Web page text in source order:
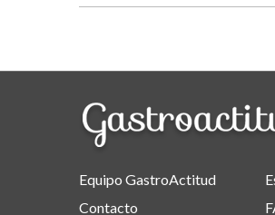
Equipo GastroActitud
Contacto